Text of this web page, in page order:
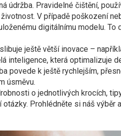
údržba. Pravidelné čištění,
V případě poškození
digitálnímu modelu. To
ještě větší inovace –
inteligence, která optimalizuje
povede k ještě rychlejším,
úsměvu.
o jednotlivých krocích,
Prohlédněte si náš